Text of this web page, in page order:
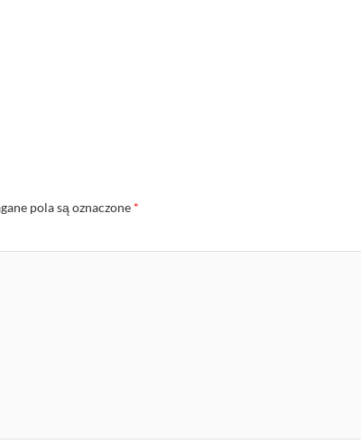
pola są oznaczone *